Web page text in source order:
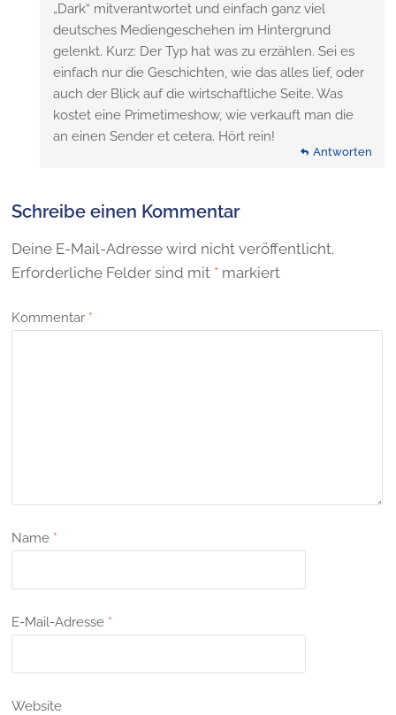
„Dark“ mitverantwortet und einfach ganz viel
deutsches Mediengeschehen im Hintergrund
gelenkt. Kurz: Der Typ hat was zu erzählen. Sei es
einfach nur die Geschichten, wie das alles lief, oder
auch der Blick auf die wirtschaftliche Seite. Was
kostet eine Primetimeshow, wie verkauft man die
an einen Sender et cetera. Hört rein!
Antworten
Schreibe einen Kommentar
Deine E-Mail-Adresse wird nicht veröffentlicht.
Erforderliche Felder sind mit * markiert
Kommentar *
Name *
E-Mail-Adresse *
Website